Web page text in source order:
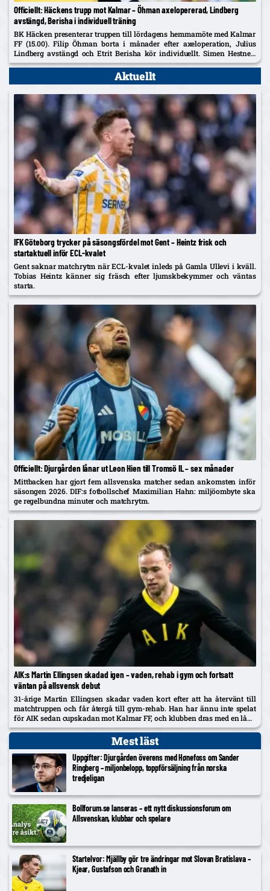
Officiellt: Häckens trupp mot Kalmar – Öhman axelopererad, Lindberg
avstängd, Berisha i individuell träning
BK Häcken presenterar truppen till lördagens hemmamöte med Kalmar
FF (15.00). Filip Öhman borta i månader efter axeloperation, Julius
Lindberg avstängd och Etrit Berisha kör individuellt. Simen Hestnes,
30, hyllas efter hemmadebuten mot AIK.
Aktuellt
IFK Göteborg trycker på säsongsfördel mot Gent – Heintz frisk och
startaktuell inför ECL-kvalet
Gent saknar matchrytm när ECL-kvalet inleds på Gamla Ullevi i kväll.
Tobias Heintz känner sig fräsch efter ljumskbekymmer och väntas
starta.
Officiellt: Djurgården lånar ut Leon Hien till Tromsö IL – sex månader
Mittbacken har gjort fem allsvenska matcher sedan ankomsten inför
säsongen 2026. DIF:s fotbollschef Maximilian Hahn: miljöombyte ska
ge regelbundna minuter och matchrytm.
AIK:s Martin Ellingsen skadad igen – vaden, rehab i gym och fortsatt
väntan på allsvensk debut
31-årige Martin Ellingsen skadar vaden kort efter att ha återvänt till
matchtruppen och får återgå till gym-rehab. Han har ännu inte spelat
för AIK sedan cupskadan mot Kalmar FF, och klubben dras med en lång
skadelista som nu också utreds...
Mest läst
Uppgifter: Djurgården överens med Hønefoss om Sander
Ringberg – miljonbelopp, toppförsäljning från norska
tredjeligan
Bollforum.se lanseras – ett nytt diskussionsforum om
Allsvenskan, klubbar och spelare
Startelvor: Mjällby gör tre ändringar mot Slovan Bratislava –
Kjear, Gustafson och Granath in